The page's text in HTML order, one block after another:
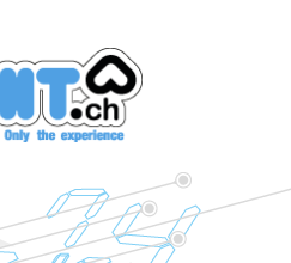
lptent.ch